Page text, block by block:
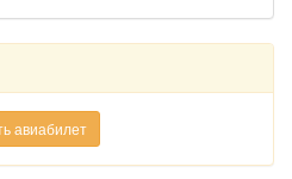
авиабилет